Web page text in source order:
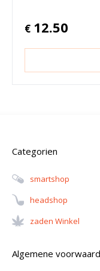
€ 12.50
Categorien
Smartshop
Headshop
Zaden Winkel
Algemene